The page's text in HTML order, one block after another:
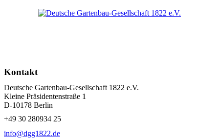
Kontakt
Deutsche Gartenbau-Gesellschaft 1822 e.V.
Kleine Präsidentenstraße 1
D-10178 Berlin
+49 30 280934 25
info@dgg1822.de